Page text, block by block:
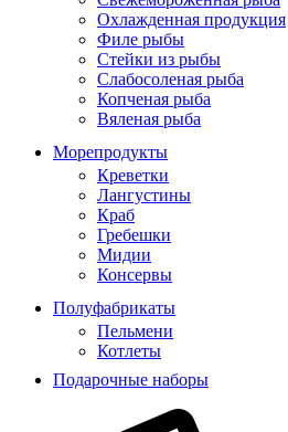
Охлажденная продукция
Филе рыбы
Стейки из рыбы
Слабосоленая рыба
Копченая рыба
Вяленая рыба
Морепродукты
Креветки
Лангустины
Краб
Гребешки
Мидии
Консервы
Полуфабрикаты
Пельмени
Котлеты
Подарочные наборы